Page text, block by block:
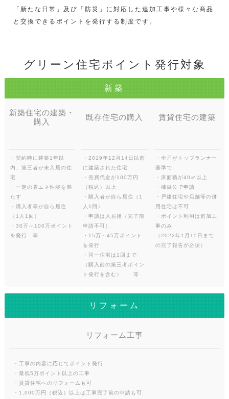
「新たな日常」及び「防災」に対応した追加工事や様々な商品
と交換できるポイントを発行する制度です。
グリーン住宅ポイント発行対象
新築
新築住宅の建築・
購入
・契約時に建築1年以
内、第三者が未入居の住
宅
・一定の省エネ性能を満
たす
・購入者等が自ら居住
（1人1回）
・30万～100万ポイント
を発行 等
既存住宅の購入
・2019年12月14日以前
に建築された住宅
・売買代金が100万円
（税込）以上
・購入者が自ら居住（1
人1回）
・申請は入居後（完了前
申請不可）
・15万～45万ポイント
を発行
・同一住宅は1回まで
（購入前の第三者ポイン
ト発行を含む） 等
賃貸住宅の建築
・全戸がトップランナー
基準で
・床面積が40㎡以上
・棟単位で申請
・戸建住宅や店舗等の併
用住宅は不可
・ポイント利用は追加工
事のみ
（2022年1月15日まで
の完了報告が必須）
リフォーム
リフォーム工事
・工事の内容に応じてポイント発行
・最低5万ポイント以上の工事
・賃貸住宅へのリフォームも可
・1,000万円（税込）以上は工事完了前の申請も可